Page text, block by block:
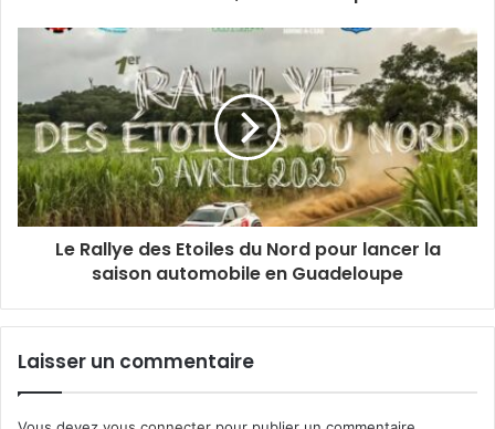
INI SPORT AWARDS
Le Rallye des Etoiles du Nord pour lancer la
saison automobile en Guadeloupe
Laisser un commentaire